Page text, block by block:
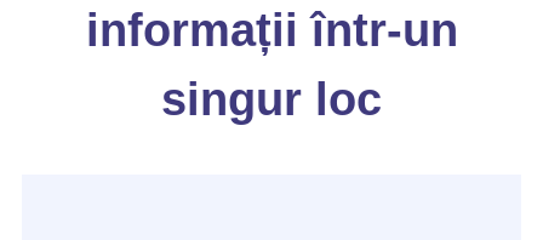
informații într-un
singur loc